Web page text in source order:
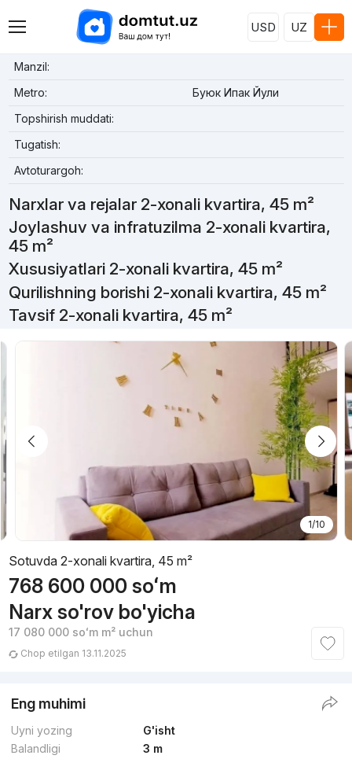
USD UZ
Manzil:
Metro:
Буюк Ипак Йули
Topshirish muddati:
Tugatish:
Avtoturargoh:
Narxlar va rejalar 2-xonali kvartira, 45 m²
Joylashuv va infratuzilma 2-xonali kvartira,
45 m²
Xususiyatlari 2-xonali kvartira, 45 m²
Qurilishning borishi 2-xonali kvartira, 45 m²
Tavsif 2-xonali kvartira, 45 m²
1/10
Sotuvda 2-xonali kvartira, 45 m²
768 600 000 soʻm
Narx so'rov bo'yicha
17 080 000 soʻmm² uchun
Chop etilgan 13.11.2025
Eng muhimi
Uyni yozing
G'isht
Balandligi
3 m